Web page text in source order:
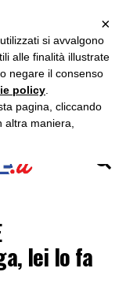
lei lo fa
×
si avvalgono
alle finalità illustrate
negare il consenso
policy
pagina, cliccando
maniera,